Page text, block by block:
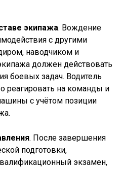
экипажа. Вождение
с другими
наводчиком и
должен действовать
боевых задач. Водитель
реагировать на команды и
с учётом позиции
. После завершения
подготовки,
экзамен,